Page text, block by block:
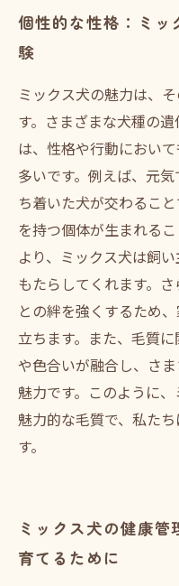
個性的な性格：ミッ
験
ミックス犬の魅力は、
す。さまざまな犬種の
は、性格や行動におい
多いです。例えば、元
ち着いた犬が交わるこ
を持つ個体が生まれる
より、ミックス犬は飼
もたらしてくれます。
との絆を強くするため
立ちます。また、毛質
や色合いが融合し、さ
魅力です。このように
魅力的な毛質で、私た
す。
ミックス犬の健康
育てるために